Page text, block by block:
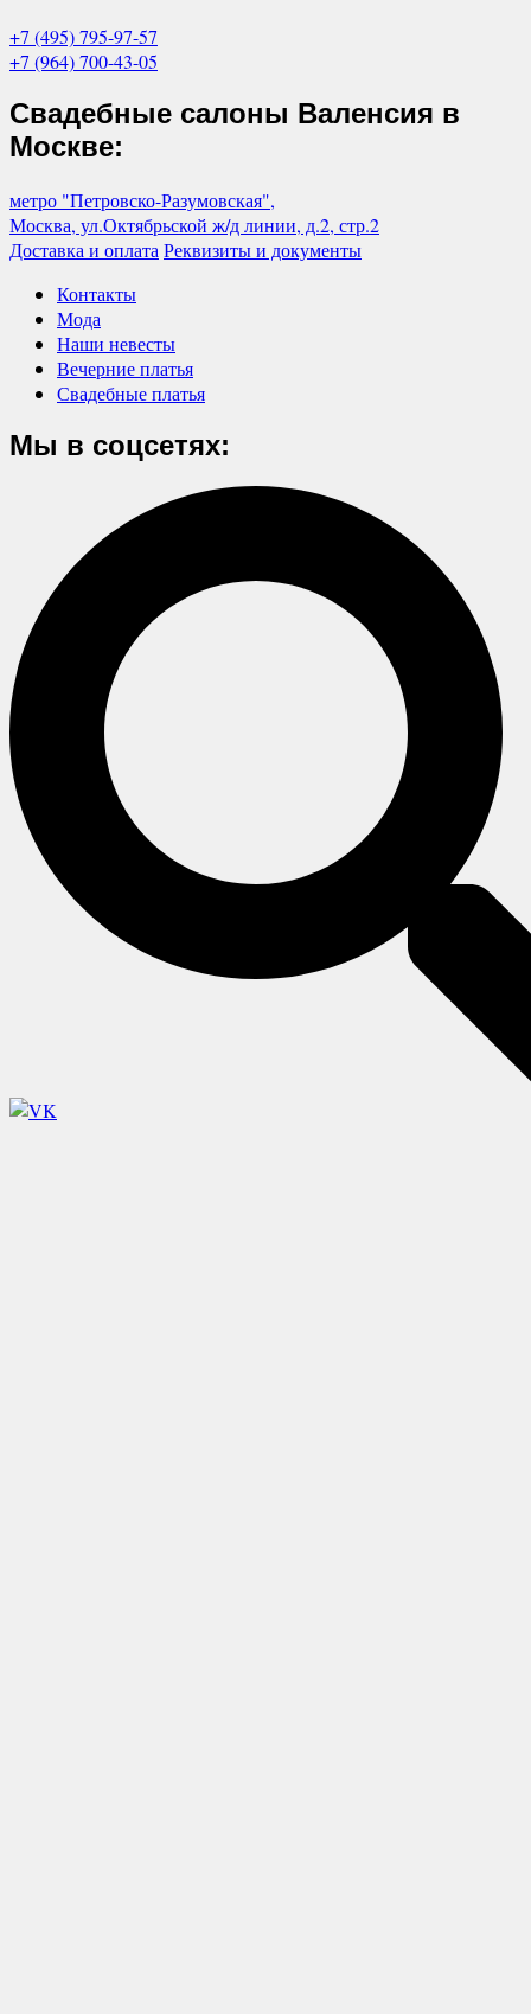
+7 (495) 795-97-57
+7 (964) 700-43-05
Свадебные салоны Валенсия в
Москве:
метро "Петровско-Разумовская",
Москва, ул.Октябрьской ж/д линии, д.2, стр.2
Доставка и оплата Реквизиты и документы
Контакты
Мода
Наши невесты
Вечерние платья
Свадебные платья
Мы в соцсетях: